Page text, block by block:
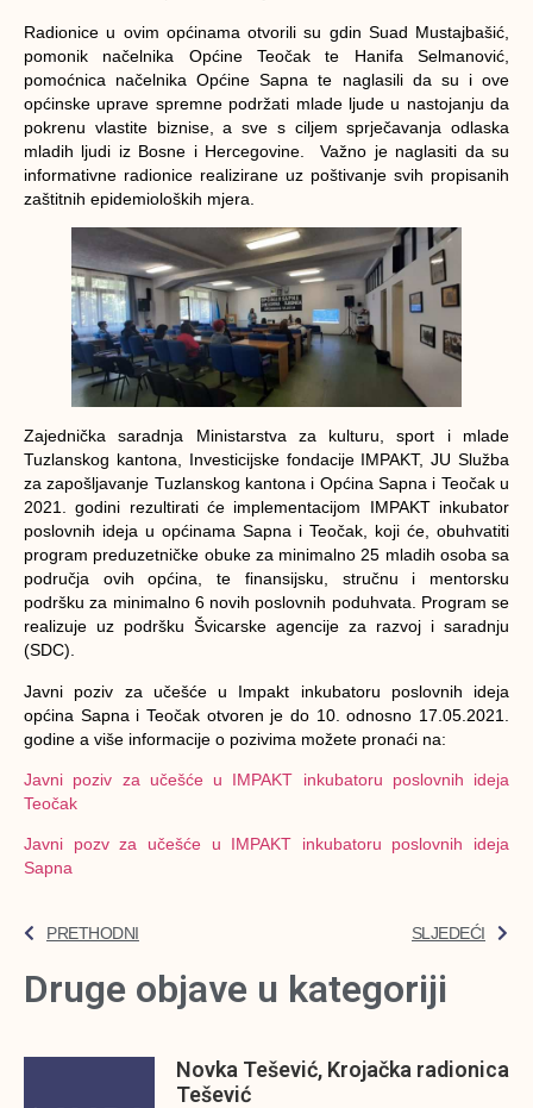
Radionice u ovim općinama otvorili su gdin Suad Mustajbašić,
pomonik načelnika Općine Teočak te Hanifa Selmanović,
pomoćnica načelnika Općine Sapna te naglasili da su i ove
općinske uprave spremne podržati mlade ljude u nastojanju da
pokrenu vlastite biznise, a sve s ciljem sprječavanja odlaska
mladih ljudi iz Bosne i Hercegovine. Važno je naglasiti da su
informativne radionice realizirane uz poštivanje svih propisanih
zaštitnih epidemioloških mjera.
Zajednička saradnja Ministarstva za kulturu, sport i mlade
Tuzlanskog kantona, Investicijske fondacije IMPAKT, JU Služba
za zapošljavanje Tuzlanskog kantona i Općina Sapna i Teočak u
2021. godini rezultirati će implementacijom IMPAKT inkubator
poslovnih ideja u općinama Sapna i Teočak, koji će, obuhvatiti
program preduzetničke obuke za minimalno 25 mladih osoba sa
područja ovih općina, te finansijsku, stručnu i mentorsku
podršku za minimalno 6 novih poslovnih poduhvata. Program se
realizuje uz podršku Švicarske agencije za razvoj i saradnju
(SDC).
Javni poziv za učešće u Impakt inkubatoru poslovnih ideja
općina Sapna i Teočak otvoren je do 10. odnosno 17.05.2021.
godine a više informacije o pozivima možete pronaći na:
Javni poziv za učešće u IMPAKT inkubatoru poslovnih ideja
Teočak
Javni pozv za učešće u IMPAKT inkubatoru poslovnih ideja
Sapna
PRETHODNI SLJEDEĆI
Druge objave u kategoriji
Novka Tešević, Krojačka radionica
Tešević